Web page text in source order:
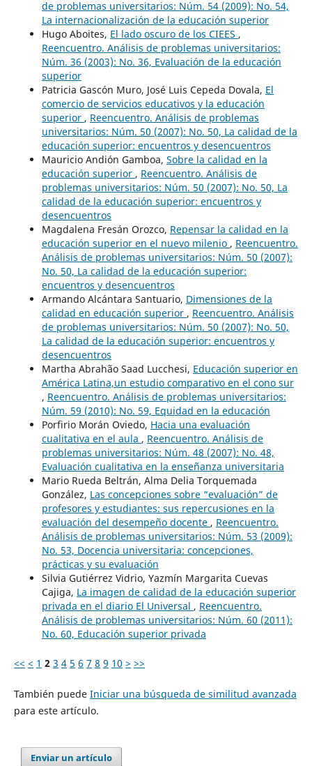
de problemas universitarios: Núm. 54 (2009): No. 54,
La internacionalización de la educación superior
Hugo Aboites, El lado oscuro de los CIEES ,
Reencuentro. Análisis de problemas universitarios:
Núm. 36 (2003): No. 36, Evaluación de la educación
superior
Patricia Gascón Muro, José Luis Cepeda Dovala, El
comercio de servicios educativos y la educación
superior , Reencuentro. Análisis de problemas
universitarios: Núm. 50 (2007): No. 50, La calidad de la
educación superior: encuentros y desencuentros
Mauricio Andión Gamboa, Sobre la calidad en la
educación superior , Reencuentro. Análisis de
problemas universitarios: Núm. 50 (2007): No. 50, La
calidad de la educación superior: encuentros y
desencuentros
Magdalena Fresán Orozco, Repensar la calidad en la
educación superior en el nuevo milenio , Reencuentro.
Análisis de problemas universitarios: Núm. 50 (2007):
No. 50, La calidad de la educación superior:
encuentros y desencuentros
Armando Alcántara Santuario, Dimensiones de la
calidad en educación superior , Reencuentro. Análisis
de problemas universitarios: Núm. 50 (2007): No. 50,
La calidad de la educación superior: encuentros y
desencuentros
Martha Abrahão Saad Lucchesi, Educación superior en
América Latina,un estudio comparativo en el cono sur
, Reencuentro. Análisis de problemas universitarios:
Núm. 59 (2010): No. 59, Equidad en la educación
Porfirio Morán Oviedo, Hacia una evaluación
cualitativa en el aula , Reencuentro. Análisis de
problemas universitarios: Núm. 48 (2007): No. 48,
Evaluación cualitativa en la enseñanza universitaria
Mario Rueda Beltrán, Alma Delia Torquemada
González, Las concepciones sobre “evaluación” de
profesores y estudiantes: sus repercusiones en la
evaluación del desempeño docente , Reencuentro.
Análisis de problemas universitarios: Núm. 53 (2009):
No. 53, Docencia universitaria: concepciones,
prácticas y su evaluación
Silvia Gutiérrez Vidrio, Yazmín Margarita Cuevas
Cajiga, La imagen de calidad de la educación superior
privada en el diario El Universal , Reencuentro.
Análisis de problemas universitarios: Núm. 60 (2011):
No. 60, Educación superior privada
<< < 1 2 3 4 5 6 7 8 9 10 > >>
También puede Iniciar una búsqueda de similitud avanzada
para este artículo.
Enviar un artículo